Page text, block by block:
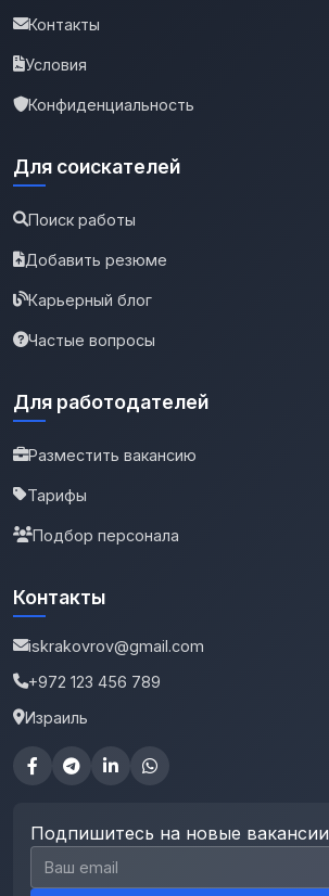
Контакты
Условия
Конфиденциальность
Для соискателей
Поиск работы
Добавить резюме
Карьерный блог
Частые вопросы
Для работодателей
Разместить вакансию
Тарифы
Подбор персонала
Контакты
iskrakovrov@gmail.com
+972 123 456 789
Израиль
Подпишитесь на новые вакансии
Email для подписки